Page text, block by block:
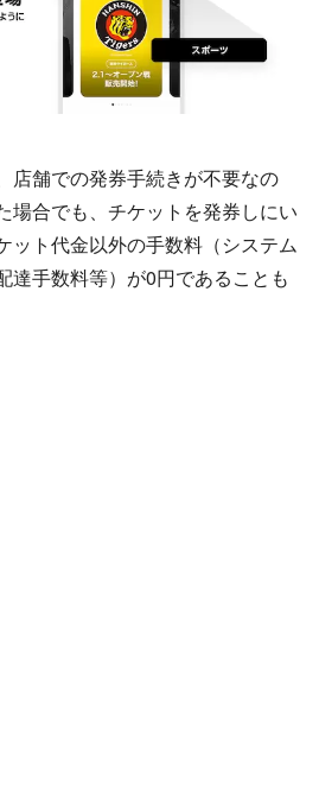
店舗での発券手続きが不要なの
場合でも、チケットを発券しにい
ット代金以外の手数料（システム
達手数料等）が0円であることも